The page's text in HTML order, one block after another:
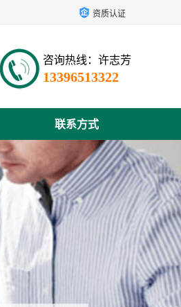
资质认证
咨询热线：许志芳
13396513322
联系方式